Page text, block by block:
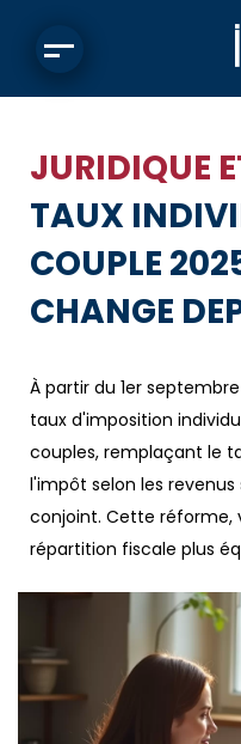
JURIDIQUE
TAUX
COUPLE
CHANGE
À partir du 1er
taux d'imposition
couples, remplaçant le
l'impôt selon les
conjoint. Cette réforme,
répartition fiscale plus